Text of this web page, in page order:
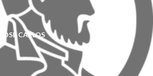
JOSÉ CARLOS